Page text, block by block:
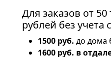
Для заказов от
рублей без учета
1500 руб. до дома
1600 руб. в